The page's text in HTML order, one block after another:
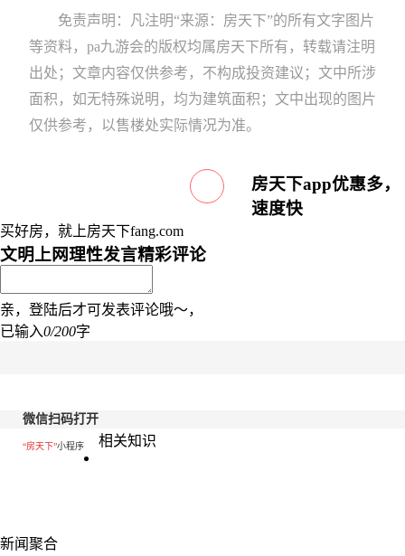
免责声明：凡注明“来源：房天下”的所有文字图片
等资料，pa九游会的版权均属房天下所有，转载请注明
出处；文章内容仅供参考，不构成投资建议；文中所涉
面积，如无特殊说明，均为建筑面积；文中出现的图片
仅供参考，以售楼处实际情况为准。
房天下app优惠多，
速度快
买好房，就上房天下fang.com
文明上网理性发言精彩评论
亲，登陆后才可发表评论哦～，
已输入0/200字
微信扫码打开
“房天下”小程序 相关知识
新闻聚合